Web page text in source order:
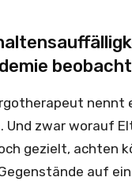
nennt
Und zwar worauf
gezielt, achten
auf